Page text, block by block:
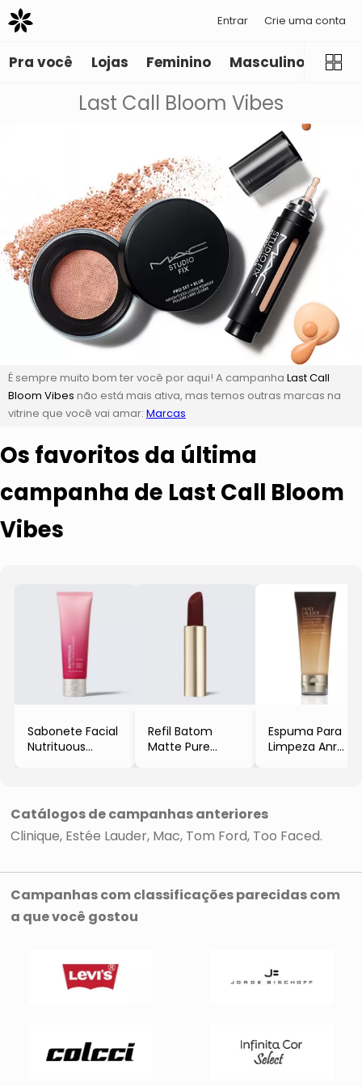
Entrar Crie uma conta
Pra você Lojas Feminino Masculino
Last Call Bloom Vibes
É sempre muito bom ter você por aqui! A campanha Last Call
Bloom Vibes não está mais ativa, mas temos outras marcas na
vitrine que você vai amar: Marcas
Os favoritos da última
campanha de Last Call Bloom
Vibes
Sabonete Facial
Nutrituous
Refil Batom
Matte Pure
Espuma Para
Limpeza Anr
Catálogos de campanhas anteriores
Clinique Estée Lauder Mac Tom Ford Too Faced
Campanhas com classificações parecidas com
a que você gostou